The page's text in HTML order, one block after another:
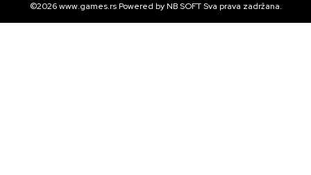
©2026www.games.rs Powered byNB SOFTSva prava zadržana.